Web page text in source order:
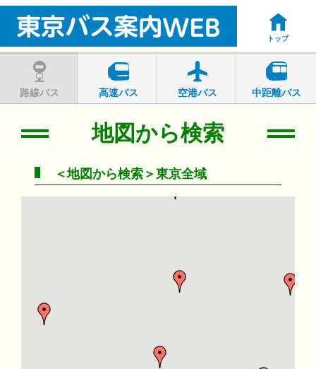
トップ
路線バス 高速バス 空港バス 中距離バス
地図から検索
＜地図から検索＞東京全域